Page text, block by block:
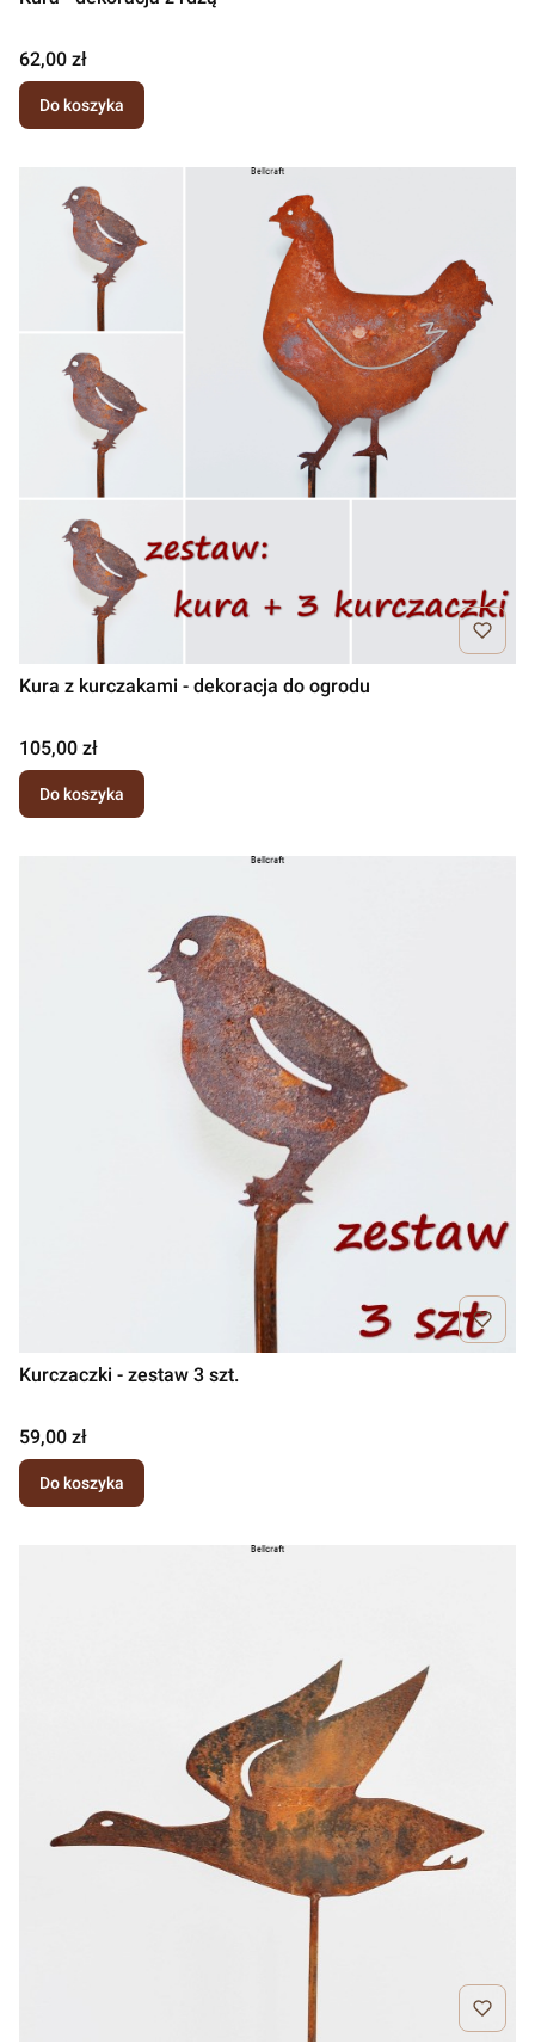
Cena
62,00 zł
Do koszyka
Kura z kurczakami - dekoracja do ogrodu
Cena
105,00 zł
Do koszyka
Kurczaczki - zestaw 3 szt.
Cena
59,00 zł
Do koszyka